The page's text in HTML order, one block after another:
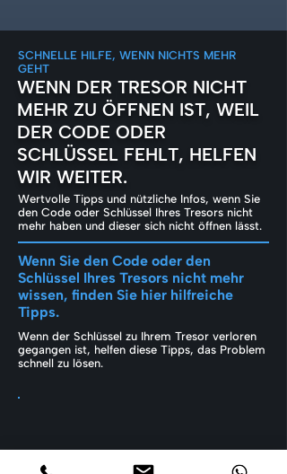
SCHNELLE HILFE, WENN NICHTS MEHR
GEHT
WENN DER TRESOR NICHT
MEHR ZU ÖFFNEN IST, WEIL
DER CODE ODER
SCHLÜSSEL FEHLT, HELFEN
WIR WEITER.
Wertvolle Tipps und nützliche Infos, wenn Sie
den Code oder Schlüssel Ihres Tresors nicht
mehr haben und dieser sich nicht öffnen lässt.
Wenn Sie den Code oder den
Schlüssel Ihres Tresors nicht mehr
wissen, finden Sie hier hilfreiche
Tipps.
Wenn der Schlüssel zu Ihrem Tresor verloren
gegangen ist, helfen diese Tipps, das Problem
schnell zu lösen.